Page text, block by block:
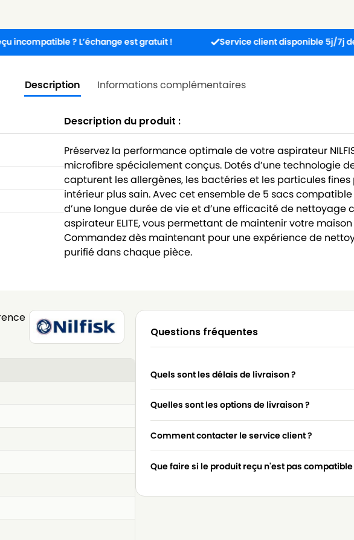
? L’échange est gratuit ! Service client disponible 5j/7j de 8h à
Description Informations complémentaires
Description du produit :
Préservez la performance optimale de votre aspirateur
microfibre spécialement conçus. Dotés d’une technologie
capturent les allergènes, les bactéries et les particules
intérieur plus sain. Avec cet ensemble de 5 sacs compatible
d’une longue durée de vie et d’une efficacité de nettoyage
aspirateur ELITE, vous permettant de maintenir votre
Commandez dès maintenant pour une expérience de
purifié dans chaque pièce.
Questions fréquentes
Quels sont les délais de livraison ?
Quelles sont les options de livraison ?
Comment contacter le service client ?
Que faire si le produit reçu n'est pas compatible